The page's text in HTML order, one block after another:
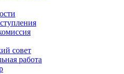
совет
работа